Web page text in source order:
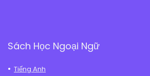
Sách Học Ngoại Ngữ
Tiếng Anh